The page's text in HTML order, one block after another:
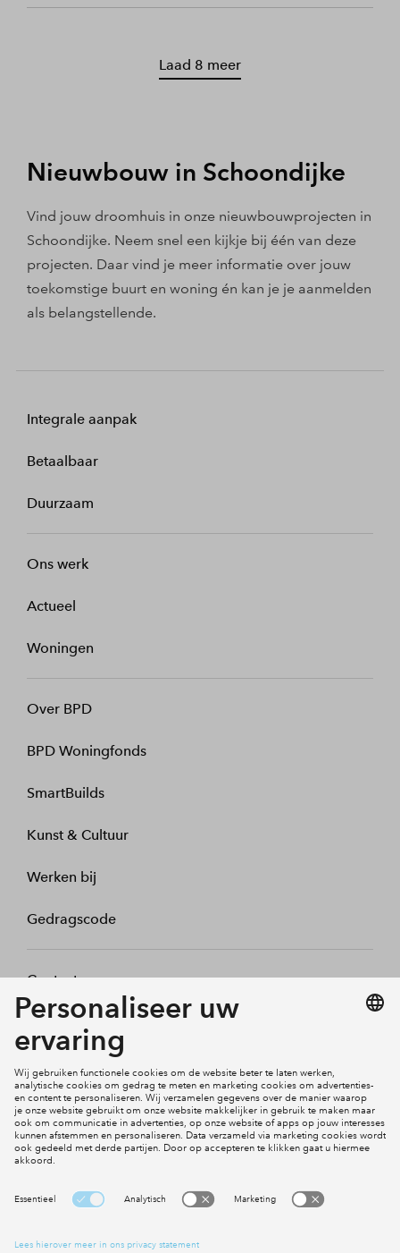
Laad 8 meer
Nieuwbouw in Schoondijke
Vind jouw droomhuis in onze nieuwbouwprojecten in
Schoondijke. Neem snel een kijkje bij één van deze
projecten. Daar vind je meer informatie over jouw
toekomstige buurt en woning én kan je je aanmelden
als belangstellende.
Integrale aanpak
Betaalbaar
Duurzaam
Ons werk
Actueel
Woningen
Over BPD
BPD Woningfonds
SmartBuilds
Kunst & Cultuur
Werken bij
Gedragscode
Contact
Mijn profiel
Social Media
Cookies